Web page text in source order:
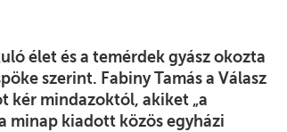
élet és a temérdek gyász okozta
szerint. Fabiny Tamás a Válasz
kér mindazoktól, akiket „a
minap kiadott közös egyházi